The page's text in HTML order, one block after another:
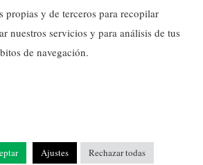
de los agentes de la Policía
propias y de terceros para recopilar
nuestros servicios y para análisis de tus
de navegación.
Ajustes Rechazar todas